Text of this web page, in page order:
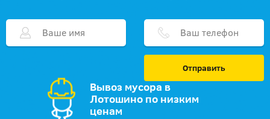
Отправить
Вывоз мусора в
Лотошино по низким
ценам